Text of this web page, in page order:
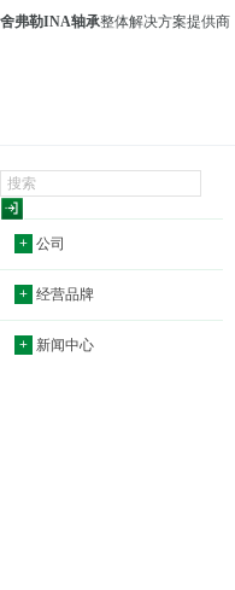
舍弗勒INA轴承整体解决方案提供商
+ 公司
+ 经营品牌
+ 新闻中心